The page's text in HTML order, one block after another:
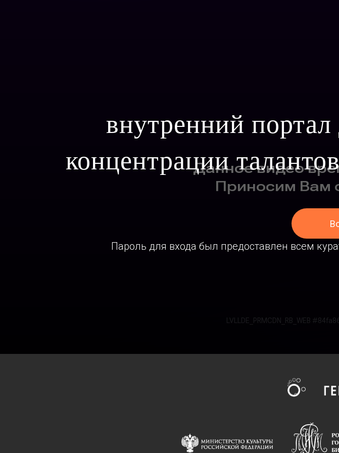
внутренний портал
концентрации
Пароль для входа был предоставлен всем